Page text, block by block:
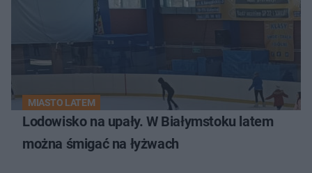
MIASTO LATEM
Lodowisko na upały. W Białymstoku latem
można śmigać na łyżwach